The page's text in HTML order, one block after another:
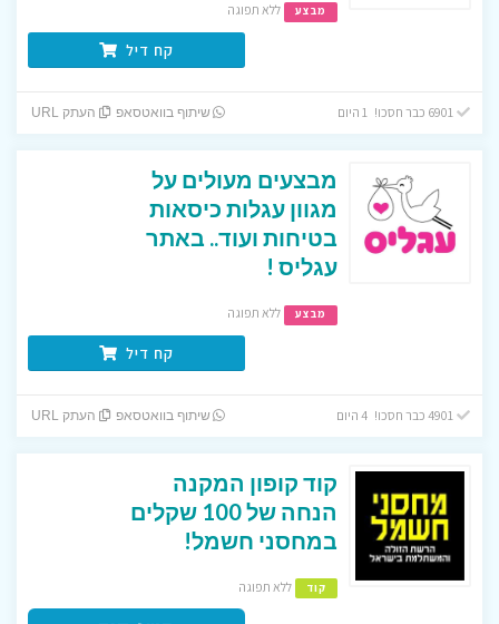
מבצע ללא תפוגה
קח דיל
6901 כבר חסכו! 1 היום שיתוף בוואטסאפ העתק URL
מבצעים מעולים על
מגוון עגלות כיסאות
בטיחות ועוד.. באתר
עגליס !
מבצע ללא תפוגה
קח דיל
4901 כבר חסכו! 4 היום שיתוף בוואטסאפ העתק URL
קוד קופון המקנה
הנחה של 100 שקלים
במחסני חשמל!
קוד ללא תפוגה